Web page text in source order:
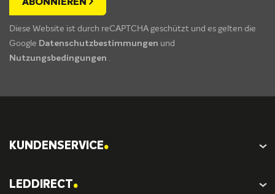
ABONNIEREN
Diese Website ist durch reCAPTCHA geschützt und es gelten die
Google Datenschutzbestimmungen und
Nutzungsbedingungen .
KUNDENSERVICE.
LEDDIRECT.